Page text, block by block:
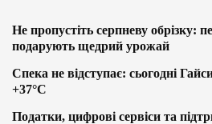
Не пропустіть серпневу обрізку:
подарують щедрий урожай
Спека не відступає: сьогодні
+37°C
Податки, цифрові сервіси та